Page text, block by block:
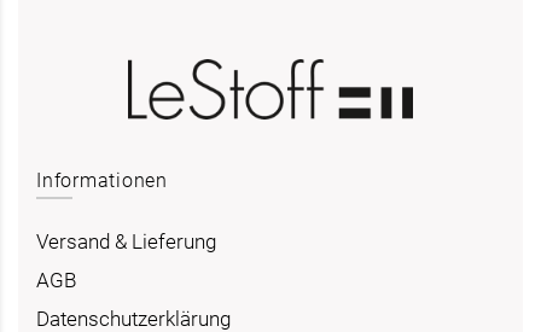
Informationen
Versand & Lieferung
AGB
Datenschutzerklärung